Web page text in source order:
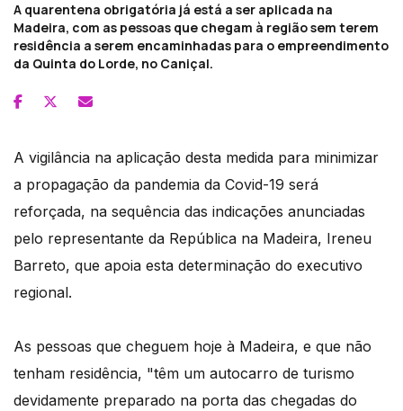
A quarentena obrigatória já está a ser aplicada na
Madeira, com as pessoas que chegam à região sem terem
residência a serem encaminhadas para o empreendimento
da Quinta do Lorde, no Caniçal.
A vigilância na aplicação desta medida para minimizar
a propagação da pandemia da Covid-19 será
reforçada, na sequência das indicações anunciadas
pelo representante da República na Madeira, Ireneu
Barreto, que apoia esta determinação do executivo
regional.
As pessoas que cheguem hoje à Madeira, e que não
tenham residência, "têm um autocarro de turismo
devidamente preparado na porta das chegadas do